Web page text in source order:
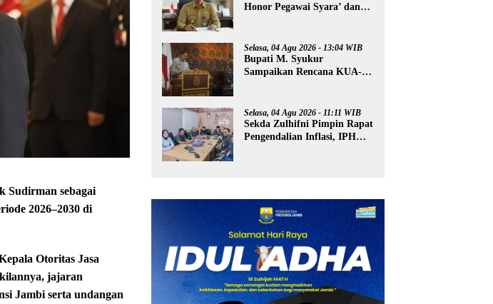
Sudirman sebagai
2026–2030 di
Otoritas Jasa
jajaran
Jambi serta undangan
Honor Pegawai Syara’ dan
Selasa, 04 Agu 2026 - 13:04 WIB
Bupati M. Syukur
Sampaikan Rencana KUA-
Selasa, 04 Agu 2026 - 11:11 WIB
Sekda Zulhifni Pimpin Rapat
Pengendalian Inflasi, IPH